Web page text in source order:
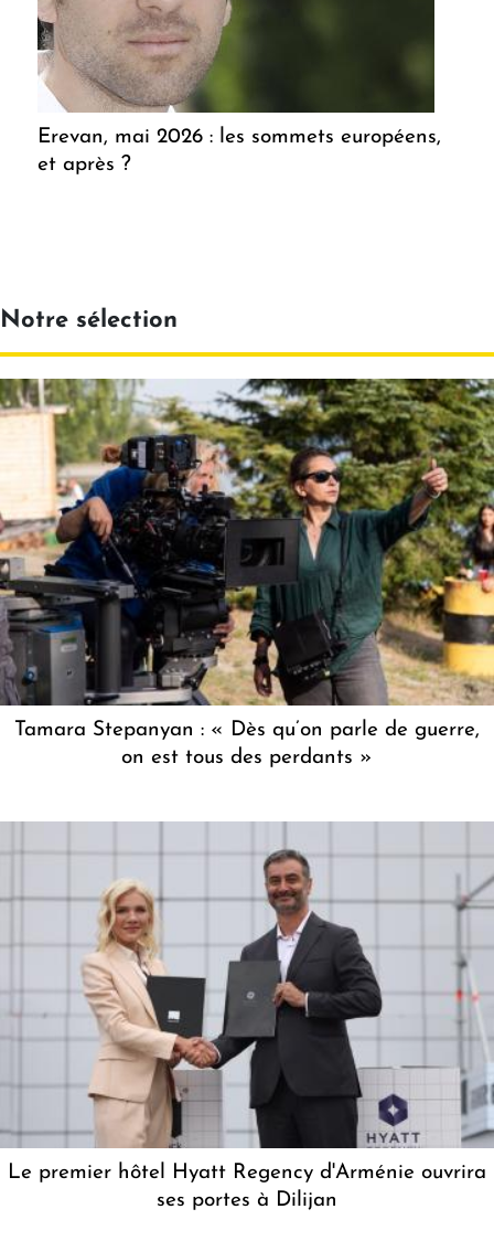
Erevan, mai 2026 : les sommets européens,
et après ?
Notre sélection
Tamara Stepanyan : « Dès qu’on parle de guerre,
on est tous des perdants »
Le premier hôtel Hyatt Regency d'Arménie ouvrira
ses portes à Dilijan